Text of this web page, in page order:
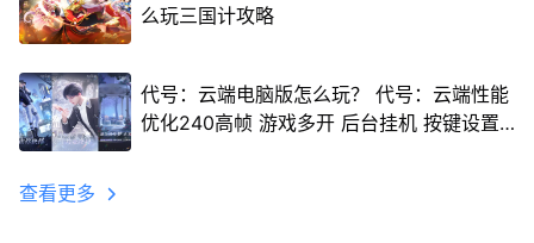
么玩三国计攻略
代号：云端电脑版怎么玩？ 代号：云端性能
优化240高帧 游戏多开 后台挂机 按键设置
查看更多